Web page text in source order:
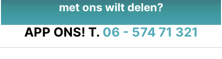
met ons wilt delen?
APP ONS! T. 06 - 574 71 321